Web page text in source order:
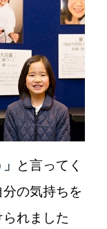
と言ってく
の気持ちを
れました